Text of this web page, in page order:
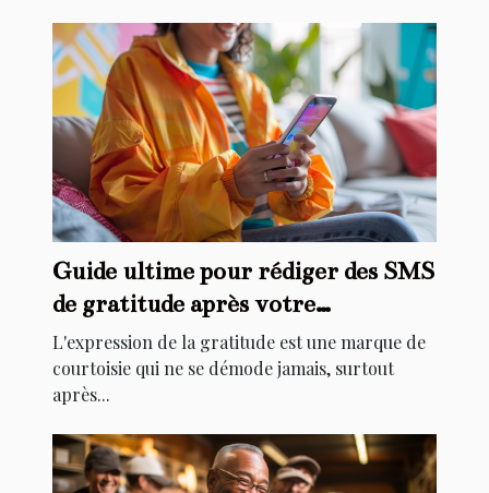
Guide ultime pour rédiger des SMS
de gratitude après votre
anniversaire
L'expression de la gratitude est une marque de
courtoisie qui ne se démode jamais, surtout
après...